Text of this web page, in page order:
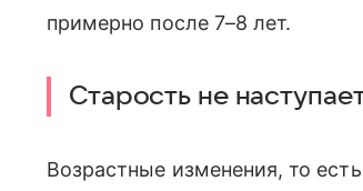
примерно после 7–8 лет.
Старость не
Возрастные изменения, то